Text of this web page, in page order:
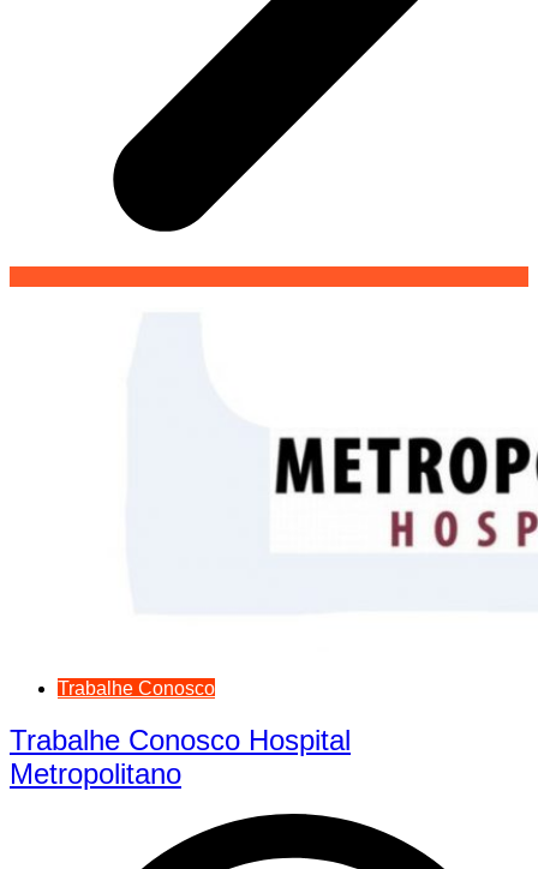
Trabalhe Conosco
Trabalhe Conosco Hospital
Metropolitano